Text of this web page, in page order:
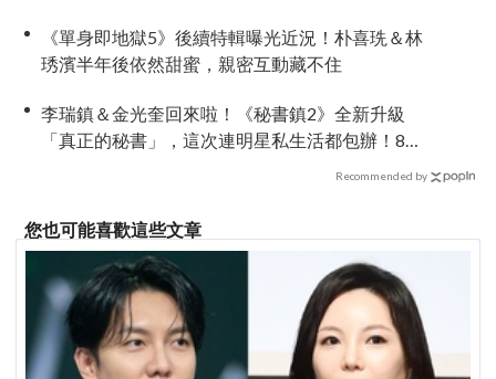
《單身即地獄5》後續特輯曝光近況！朴喜珗＆林
琇濱半年後依然甜蜜，親密互動藏不住
李瑞鎮＆金光奎回來啦！《秘書鎮2》全新升級
「真正的秘書」，這次連明星私生活都包辦！8月
Recommended by
您也可能喜歡這些文章